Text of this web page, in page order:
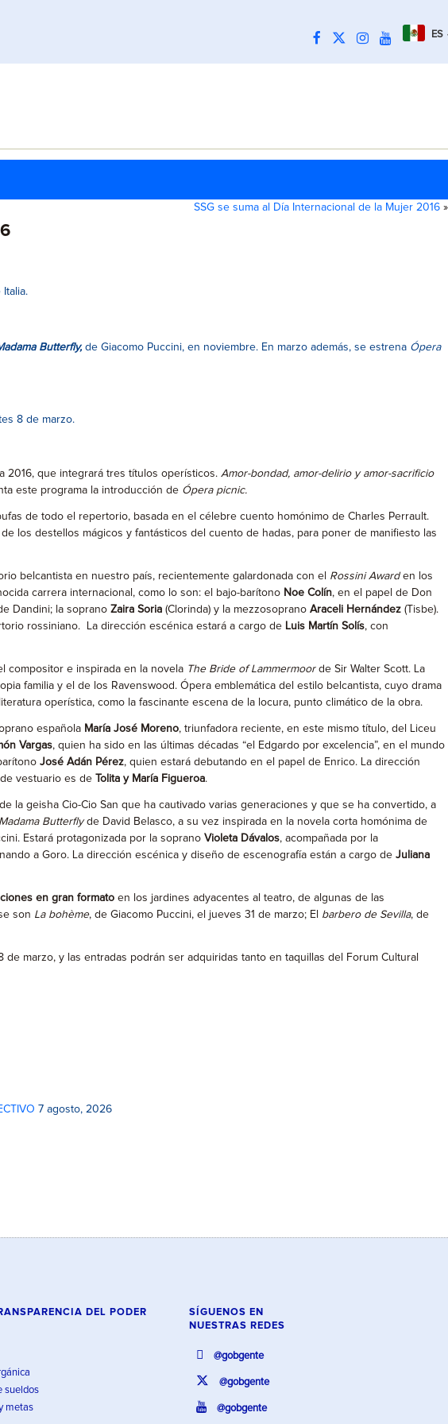
ES
SSG se suma al Día Internacional de la Mujer 2016 »
Butterfly, de Giacomo Puccini, en noviembre. En marzo además, se estrena Ópera
8 de marzo.
2016, que integrará tres títulos operísticos. Amor-bondad, amor-delirio y amor-sacrificio
este programa la introducción de Ópera picnic.
de todo el repertorio, basada en el célebre cuento homónimo de Charles Perrault.
los destellos mágicos y fantásticos del cuento de hadas, para poner de manifiesto las
belcantista en nuestro país, recientemente galardonada con el Rossini Awarden los
carrera internacional, como lo son: el bajo-barítono Noe Colín, en el papel de Don
Dandini; la soprano Zaira Soria (Clorinda) y la mezzosoprano Araceli Hernández (Tisbe).
rossiniano. La dirección escénica estará a cargo de Luis Martín Solís, con
compositor e inspirada en la novela The Bride of Lammermoorde Sir Walter Scott. La
familia y el de los Ravenswood. Ópera emblemática del estilo belcantista, cuyo drama
operística, como la fascinante escena de la locura, punto climático de la obra.
española María José Moreno, triunfadora reciente, en este mismo título, del Liceu
Vargas, quien ha sido en las últimas décadas “el Edgardo por excelencia”, en el mundo
José Adán Pérez, quien estará debutando en el papel de Enrico. La dirección
vestuario es de Tolita y María Figueroa.
la geisha Cio-Cio San que ha cautivado varias generaciones y que se ha convertido, a
Madama Butterflyde David Belasco, a su vez inspirada en la novela corta homónima de
Estará protagonizada por la soprano Violeta Dávalos, acompañada por la
a Goro. La dirección escénica y diseño de escenografía están a cargo de Juliana
en gran formato en los jardines adyacentes al teatro, de algunas de las
son La bohème, de Giacomo Puccini, el jueves 31 de marzo; El barbero de Sevilla, de
marzo, y las entradas podrán ser adquiridas tanto en taquillas del Forum Cultural
7 agosto, 2026
DEL PODER
sueldos
metas
SÍGUENOS EN
NUESTRAS REDES
@gobgente
@gobgente
@gobgente